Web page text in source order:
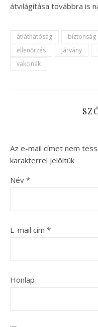
átvilágítása továbbra is
átláthatóság biztonság
ellenőrzés
járvány
vakcinák
Az e-mail címet nem
karakterrel jelöltük
Név *
E-mail cím *
Honlap